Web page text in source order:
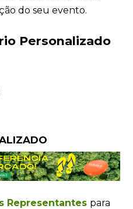
do seu evento.
Personalizado
Representantes para